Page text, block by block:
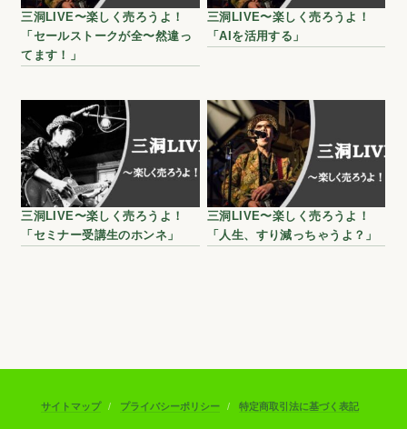
三洞LIVE〜楽しく売ろうよ！
「セールストークが全〜然違っ
てます！」
三洞LIVE〜楽しく売ろうよ！
「AIを活用する」
三洞LIVE〜楽しく売ろうよ！
「セミナー受講生のホンネ」
三洞LIVE〜楽しく売ろうよ！
「人生、すり減っちゃうよ？」
サイトマップ プライバシーポリシー 特定商取引法に基づく表記